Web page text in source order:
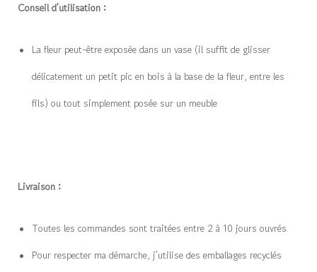
Conseil d’utilisation :
La fleur peut-être exposée dans un vase (il suffit de glisser
délicatement un petit pic en bois à la base de la fleur, entre les
fils) ou tout simplement posée sur un meuble
Livraison :
Toutes les commandes sont traitées entre 2 à 10 jours ouvrés
Pour respecter ma démarche, j’utilise des emballages recyclés